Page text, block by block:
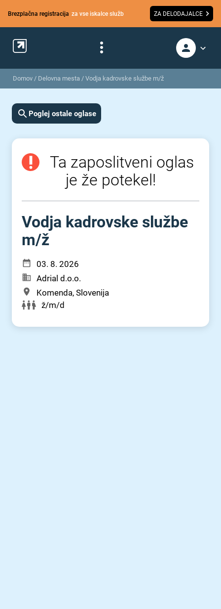
Brezplačna registracija za vse iskalce služb ZA DELODAJALCE
Domov / Delovna mesta / Vodja kadrovske službe m/ž
Poglej ostale oglase
Ta zaposlitveni oglas
je že potekel!
Vodja kadrovske službe
m⁠/⁠ž
03. 8. 2026
Adrial d.o.o.
Komenda, Slovenija
ž/m/d